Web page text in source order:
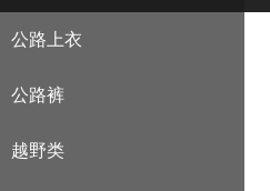
公路上衣
公路裤
越野类